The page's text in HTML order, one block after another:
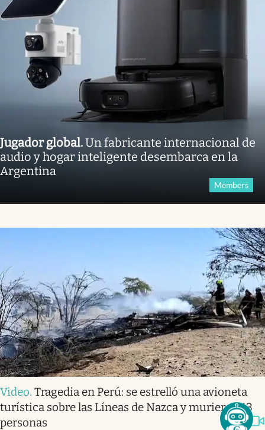
Jugador global.Un fabricante internacional de
audio y hogar inteligente desembarca en la
Argentina
Members
Video. Tragedia en Perú: se estrelló una avioneta
turística sobre las Líneas de Nazca y murieron 13
personas